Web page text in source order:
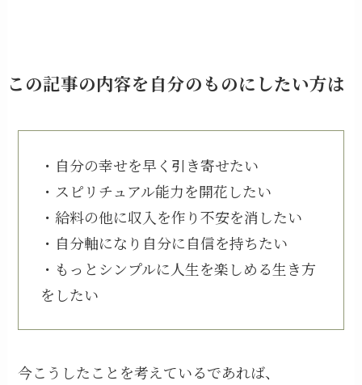
この記事の内容を自分のものにしたい方は
・自分の幸せを早く引き寄せたい
・スピリチュアル能力を開花したい
・給料の他に収入を作り不安を消したい
・自分軸になり自分に自信を持ちたい
・もっとシンプルに人生を楽しめる生き方
をしたい
今こうしたことを考えているであれば、